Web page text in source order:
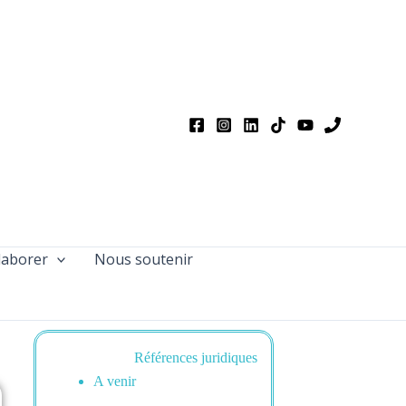
Nous soutenir
Références juridiques
A venir